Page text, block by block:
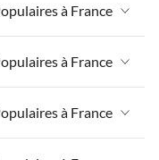
à France
à France
à France